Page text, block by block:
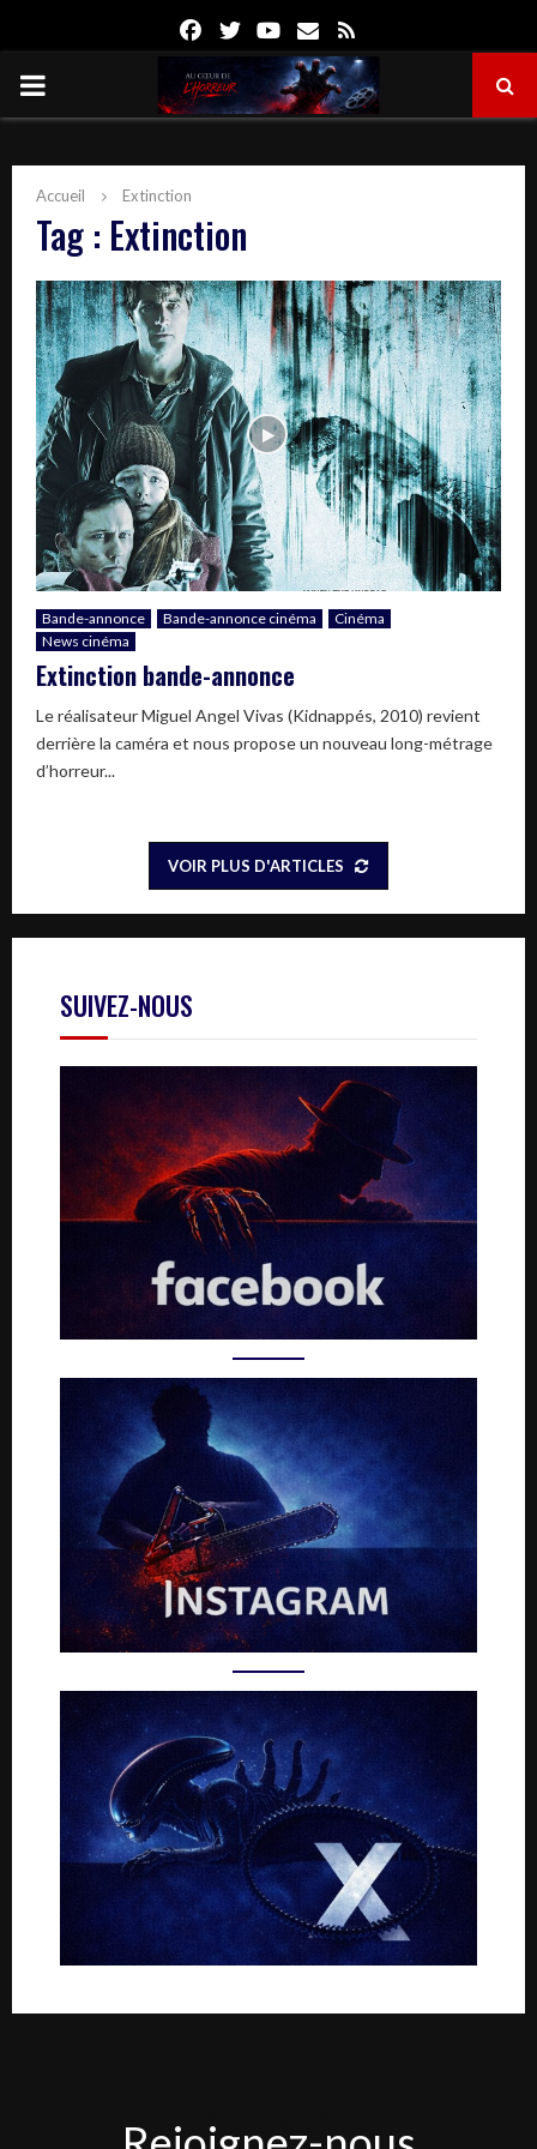
FacebookTwitterYoutube
Email
PRIMARY
Accueil Extinction
Tag : Extinction
Bande-annonce Bande-annonce cinéma
Cinéma
News cinéma
Extinction bande-annonce
Le réalisateur Miguel Angel Vivas (Kidnappés, 2010) revient
derrière la caméra et nous propose un nouveau long-métrage
d’horreur...
VOIR PLUS D'ARTICLES
SUIVEZ-NOUS